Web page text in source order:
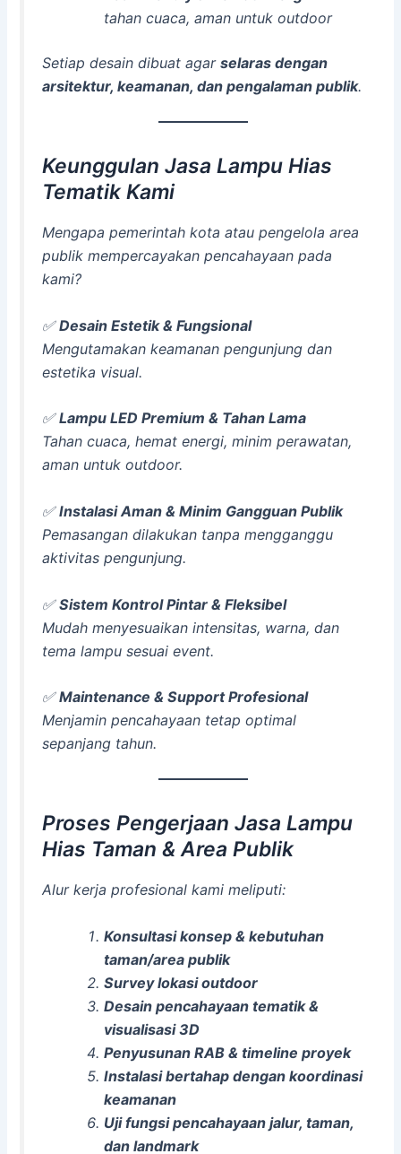
tahan cuaca, aman untuk outdoor
Setiap desain dibuat agarselaras dengan
arsitektur, keamanan, dan pengalaman publik.
Keunggulan Jasa Lampu Hias
Tematik Kami
Mengapa pemerintah kota atau pengelola area
publik mempercayakan pencahayaan pada
kami?
✅Desain Estetik & Fungsional
Mengutamakan keamanan pengunjung dan
estetika visual.
✅Lampu LED Premium & Tahan Lama
Tahan cuaca, hemat energi, minim perawatan,
aman untuk outdoor.
✅Instalasi Aman & Minim Gangguan Publik
Pemasangan dilakukan tanpa mengganggu
aktivitas pengunjung.
✅Sistem Kontrol Pintar & Fleksibel
Mudah menyesuaikan intensitas, warna, dan
tema lampu sesuai event.
✅Maintenance & Support Profesional
Menjamin pencahayaan tetap optimal
sepanjang tahun.
Proses Pengerjaan Jasa Lampu
Hias Taman & Area Publik
Alur kerja profesional kami meliputi:
Konsultasi konsep & kebutuhan
taman/area publik
Survey lokasi outdoor
Desain pencahayaan tematik &
visualisasi 3D
Penyusunan RAB & timeline proyek
Instalasi bertahap dengan koordinasi
keamanan
Uji fungsi pencahayaan jalur, taman,
dan landmark